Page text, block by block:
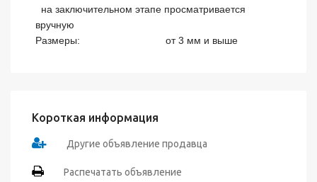
вручную
Короткая информация
Другие объявление продавца
Распечатать объявление